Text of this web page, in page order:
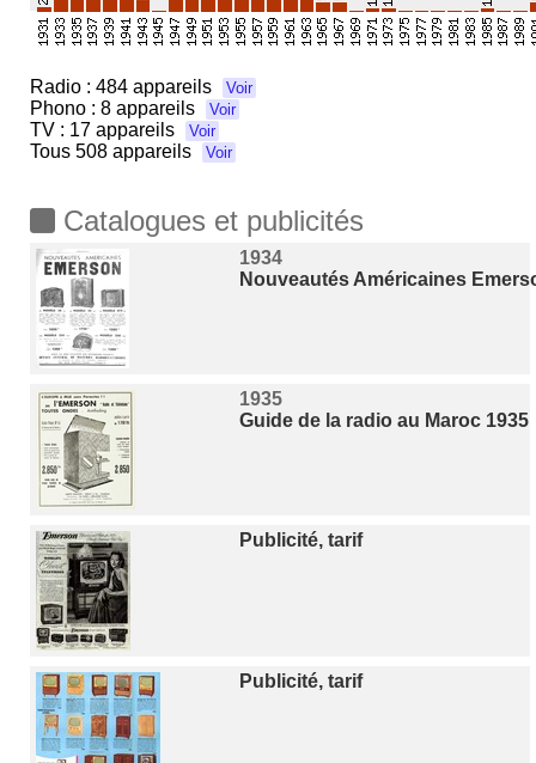
Radio : 484 appareils Voir
Phono : 8 appareils Voir
TV : 17 appareils Voir
Tous 508 appareils Voir
Catalogues et publicités
1934
Nouveautés Américaines
1935
Guide de la radio au Maroc 1935
Publicité, tarif
Publicité, tarif